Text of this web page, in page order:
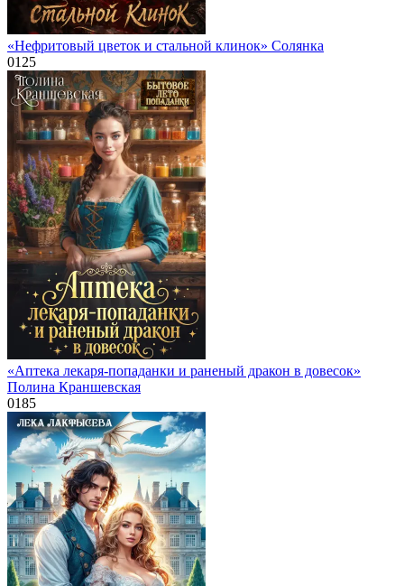
«Нефритовый цветок и стальной клинок» Солянка
0125
«Аптека лекаря-попаданки и раненый дракон в довесок»
Полина Краншевская
0185